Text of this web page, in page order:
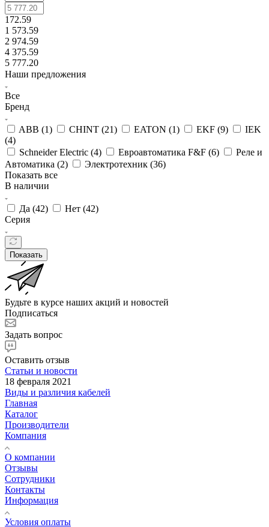
172.59
1 573.59
2 974.59
4 375.59
5 777.20
Наши предложения
Все
Бренд
ABB (1) CHINT (21) EATON (1) EKF (9)
IEK
(4)
Schneider Electric (4) Евроавтоматика F&F (6)
Реле и
Автоматика (2) Электротехник (36)
Показать все
В наличии
Да (42) Нет (42)
Серия
Показать
Будьте в курсе наших акций и новостей
Подписаться
Задать вопрос
Оставить отзыв
Статьи и новости
18 февраля 2021
Виды и различия кабелей
Главная
Каталог
Производители
Компания
О компании
Отзывы
Сотрудники
Контакты
Информация
Условия оплаты